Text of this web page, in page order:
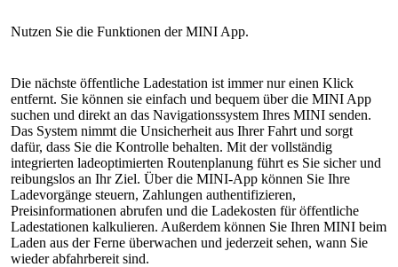
Die nächste öffentliche Ladestation ist immer nur einen Klick
entfernt. Sie können sie einfach und bequem über die MINI App
suchen und direkt an das Navigationssystem Ihres MINI senden.
Das System nimmt die Unsicherheit aus Ihrer Fahrt und sorgt
dafür, dass Sie die Kontrolle behalten. Mit der vollständig
integrierten ladeoptimierten Routenplanung führt es Sie sicher und
reibungslos an Ihr Ziel. Über die MINI‑App können Sie Ihre
Ladevorgänge steuern, Zahlungen authentifizieren,
Preisinformationen abrufen und die Ladekosten für öffentliche
Ladestationen kalkulieren. Außerdem können Sie Ihren MINI beim
Laden aus der Ferne überwachen und jederzeit sehen, wann Sie
wieder abfahrbereit sind.